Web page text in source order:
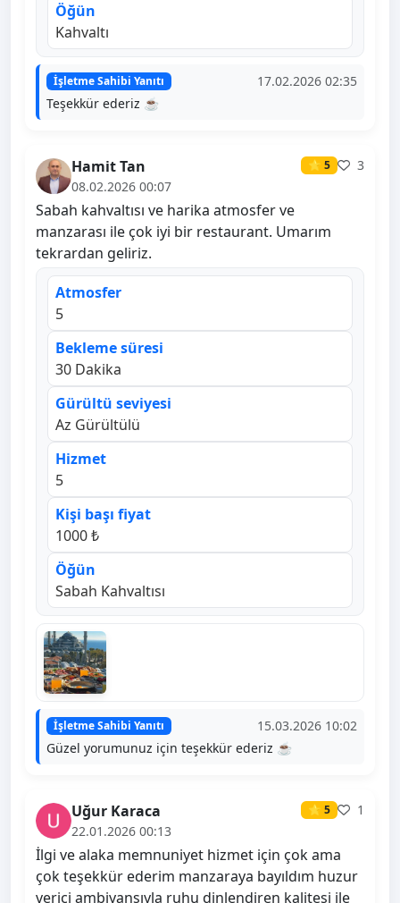
Öğün
Kahvaltı
İşletme Sahibi Yanıtı
17.02.2026 02:35
Teşekkür ederiz ☕
Hamit Tan ⭐ 5
3
08.02.2026 00:07
Sabah kahvaltısı ve harika atmosfer ve
manzarası ile çok iyi bir restaurant. Umarım
tekrardan geliriz.
Atmosfer
5
Bekleme süresi
30 Dakika
Gürültü seviyesi
Az Gürültülü
Hizmet
5
Kişi başı fiyat
1000 ₺
Öğün
Sabah Kahvaltısı
İşletme Sahibi Yanıtı
15.03.2026 10:02
Güzel yorumunuz için teşekkür ederiz ☕
Uğur Karaca ⭐ 5
1
22.01.2026 00:13
İlgi ve alaka memnuniyet hizmet için çok ama
çok teşekkür ederim manzaraya bayıldım huzur
verici ambiyansıyla ruhu dinlendiren kalitesi ile